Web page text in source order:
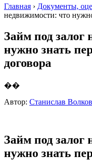
Главная › Документы,
недвижимости: что
Займ под залог
нужно знать
договора
��
Автор: Станислав Волков
Займ под залог
нужно знать